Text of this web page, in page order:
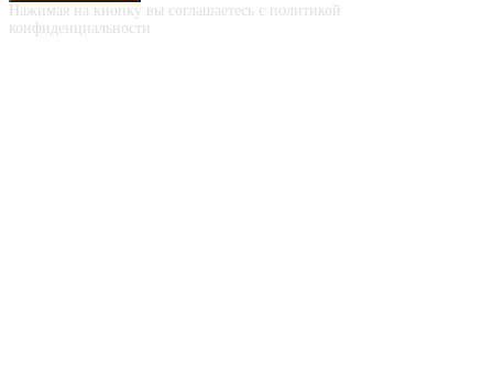
Нажимая на кнопку вы соглашаетесь с политикой
конфиденциальности